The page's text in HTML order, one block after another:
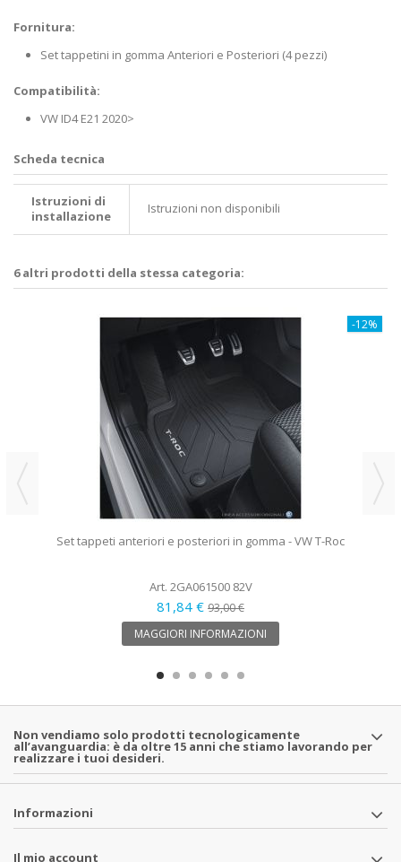
Fornitura:
Set tappetini in gomma Anteriori e Posteriori (4 pezzi)
Compatibilità:
VW ID4 E21 2020>
Scheda tecnica
Istruzioni di
installazione
Istruzioni non disponibili
6 altri prodotti della stessa categoria:
-12%
Set tappeti anteriori e posteriori in gomma - VW T-Roc
Art. 2GA061500 82V
81,84 € 93,00 €
MAGGIORI INFORMAZIONI
Non vendiamo solo prodotti tecnologicamente
all’avanguardia: è da oltre 15 anni che stiamo lavorando per
realizzare i tuoi desideri.
Informazioni
Il mio account